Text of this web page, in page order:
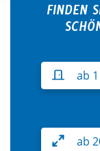
FINDEN